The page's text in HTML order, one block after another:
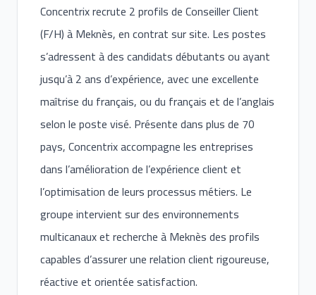
Concentrix recrute 2 profils de Conseiller Client
(F/H) à Meknès, en contrat sur site. Les postes
s’adressent à des candidats débutants ou ayant
jusqu’à 2 ans d’expérience, avec une excellente
maîtrise du français, ou du français et de l’anglais
selon le poste visé. Présente dans plus de 70
pays, Concentrix accompagne les entreprises
dans l’amélioration de l’expérience client et
l’optimisation de leurs processus métiers. Le
groupe intervient sur des environnements
multicanaux et recherche à Meknès des profils
capables d’assurer une relation client rigoureuse,
réactive et orientée satisfaction.